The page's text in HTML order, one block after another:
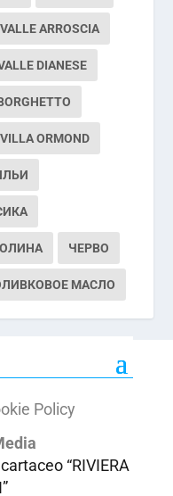
VALLE ARROSCIA
DIANESE
VILLA ORMOND
ЧЕРВО
МАСЛО
Policy
“RIVIERA